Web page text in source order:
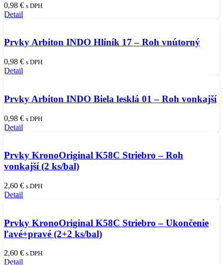
0,98 € s DPH
Detail
Prvky Arbiton INDO Hliník 17 – Roh vnútorný
0,98 € s DPH
Detail
Prvky Arbiton INDO Biela lesklá 01 – Roh vonkajší
0,98 € s DPH
Detail
Prvky KronoOriginal K58C Striebro – Roh
vonkajší (2 ks/bal)
2,60 € s DPH
Detail
Prvky KronoOriginal K58C Striebro – Ukončenie
ľavé+pravé (2+2 ks/bal)
2,60 € s DPH
Detail